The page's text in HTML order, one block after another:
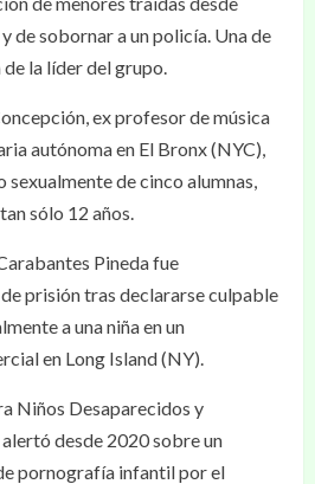
de sobornar a un policía. Una de
la líder del grupo.
ex profesor de música
autónoma en El Bronx (NYC),
de cinco alumnas,
sólo 12 años.
Pineda fue
prisión tras declararse culpable
a una niña en un
en Long Island (NY).
Niños Desaparecidos y
desde 2020 sobre un
pornografía infantil por el